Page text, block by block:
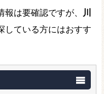
報は要確認ですが、
川
している方にはおすす